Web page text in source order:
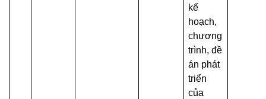
kế
hoạch,
chương
trình, đề
án phát
triển
của